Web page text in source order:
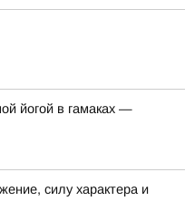
йогой в гамаках —
силу характера и